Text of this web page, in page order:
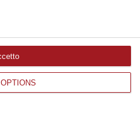
giornalistica di News&Com S.r.l